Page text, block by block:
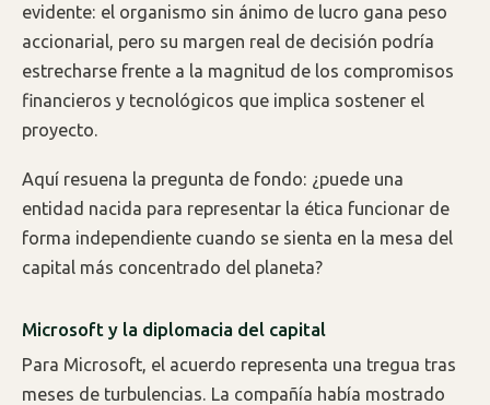
evidente: el organismo sin ánimo de lucro gana peso
accionarial, pero su margen real de decisión podría
estrecharse frente a la magnitud de los compromisos
financieros y tecnológicos que implica sostener el
proyecto.
Aquí resuena la pregunta de fondo: ¿puede una
entidad nacida para representar la ética funcionar de
forma independiente cuando se sienta en la mesa del
capital más concentrado del planeta?
Microsoft y la diplomacia del capital
Para Microsoft, el acuerdo representa una tregua tras
meses de turbulencias. La compañía había mostrado